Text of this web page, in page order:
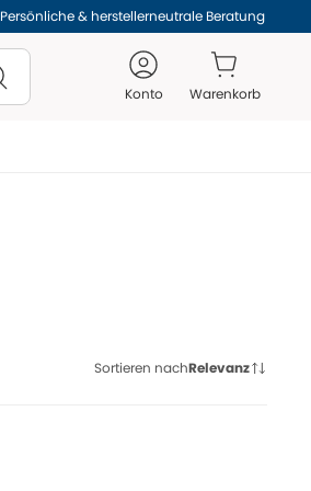
Persönliche & herstellerneutrale Beratung
Konto Warenkorb
Sortieren nachRelevanz